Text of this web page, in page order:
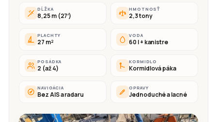
DĹŽKA
8,25 m (27′)
HMOTNOSŤ
2,3 tony
PLACHTY
27 m²
VODA
60 l + kanistre
POSÁDKA
2 (až 4)
KORMIDLO
Kormidlová páka
NAVIGÁCIA
Bez AIS a radaru
OPRAVY
Jednoduché a lacné